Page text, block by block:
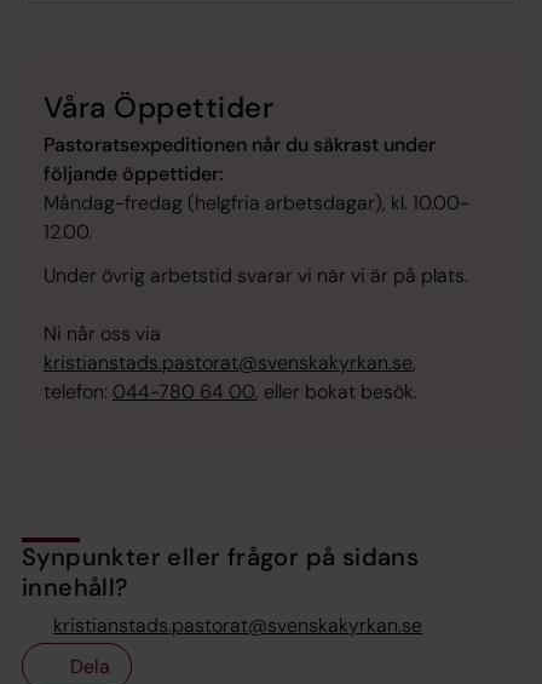
Våra Öppettider
Pastoratsexpeditionen når du säkrast under
följande öppettider:
Måndag-fredag (helgfria arbetsdagar), kl. 10.00-
12.00.
Under övrig arbetstid svarar vi när vi är på plats.
Ni når oss via
kristianstads.pastorat@svenskakyrkan.se,
telefon: 044-780 64 00, eller bokat besök.
Synpunkter eller frågor på sidans
innehåll?
kristianstads.pastorat@svenskakyrkan.se
Dela